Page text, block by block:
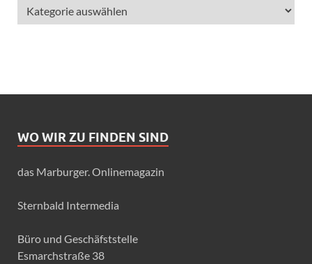
WO WIR ZU FINDEN SIND
das Marburger. Onlinemagazin
Sternbald Intermedia
Büro und Geschäfststelle
Esmarchstraße 38